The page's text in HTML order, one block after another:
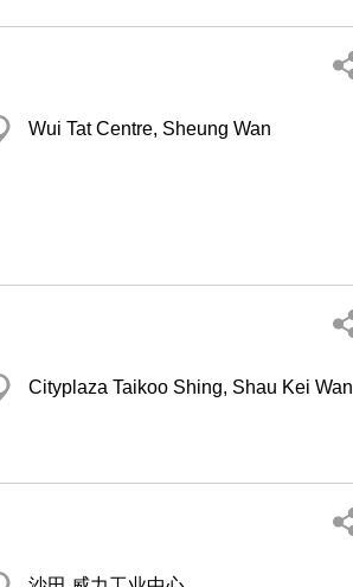
Wui Tat Centre, Sheung Wan
Cityplaza Taikoo Shing, Shau Kei Wan